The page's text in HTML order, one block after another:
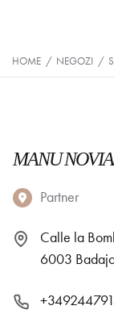
HOME / NEGOZI /
MANU
Partner
Calle la
6003